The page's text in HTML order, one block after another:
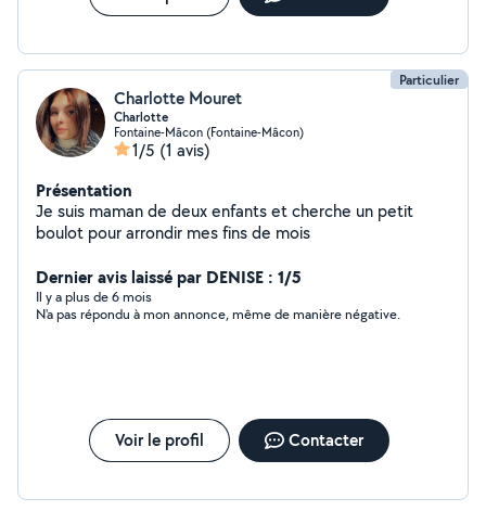
Particulier
Charlotte Mouret
Charlotte
Fontaine-Mâcon (Fontaine-Mâcon)
1/5 (1 avis)
Présentation
Je suis maman de deux enfants et cherche un petit
boulot pour arrondir mes fins de mois
Dernier avis laissé par DENISE : 1/5
Il y a plus de 6 mois
N'a pas répondu à mon annonce, même de manière négative.
Voir le profil Contacter